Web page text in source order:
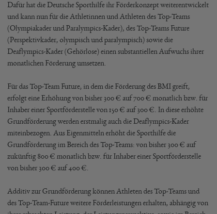
Dafür hat die Deutsche Sporthilfe ihr Förderkonzept weiterentwickelt
und kann nun für die Athletinnen und Athleten des Top-Teams
(Olympiakader und Paralympics-Kader), des Top-Teams Future
(Perspektivkader, olympisch und paralympisch) sowie die
Deaflympics-Kader (Gehörlose) einen substantiellen Aufwuchs ihrer
monatlichen Förderung umsetzen.
Für das Top-Team Future, in dem die Förderung des BMI greift,
erfolgt eine Erhöhung von bisher 300 € auf 700 € monatlich bzw. für
Inhaber einer Sportförderstelle von 150 € auf 300 €. In diese erhöhte
Grundförderung werden erstmalig auch die Deaflympics-Kader
miteinbezogen. Aus Eigenmitteln erhöht die Sporthilfe die
Grundförderung im Bereich des Top-Teams: von bisher 300 € auf
zukünftig 800 € monatlich bzw. für Inhaber einer Sportförderstelle
von bisher 300 € auf 400 €.
Additiv zur Grundförderung können Athleten des Top-Teams und
des Top-Team-Future weitere Förderleistungen erhalten, abhängig von